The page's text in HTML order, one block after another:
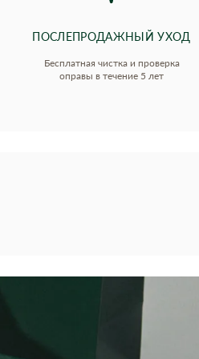
ПОСЛЕПРОДАЖНЫЙ УХОД
Бесплатная чистка и проверка
оправы в течение 5 лет